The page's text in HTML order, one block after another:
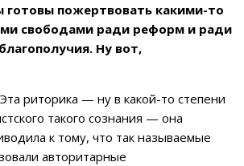
готовы пожертвовать какими-то
свободами ради реформ и ради
Ну вот,
риторика — ну в какой-то степени
такого сознания — она
к тому, что так называемые
авторитарные